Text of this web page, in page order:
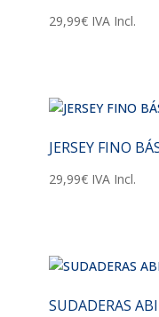
29,99€ IVA Incl.
JERSEY FINO
29,99€ IVA Incl.
SUDADERAS